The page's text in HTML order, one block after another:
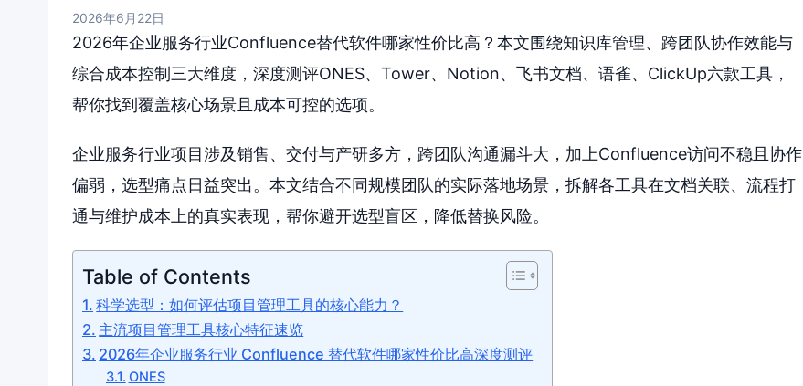
2026年6月22日
2026年企业服务行业Confluence替代软件哪家性价比高？本文围绕知识库管理、跨团队协作效能与
综合成本控制三大维度，深度测评ONES、Tower、Notion、飞书文档、语雀、ClickUp六款工具，
帮你找到覆盖核心场景且成本可控的选项。
企业服务行业项目涉及销售、交付与产研多方，跨团队沟通漏斗大，加上Confluence访问不稳且协作
偏弱，选型痛点日益突出。本文结合不同规模团队的实际落地场景，拆解各工具在文档关联、流程打
通与维护成本上的真实表现，帮你避开选型盲区，降低替换风险。
Table of Contents
科学选型：如何评估项目管理工具的核心能力？
主流项目管理工具核心特征速览
2026年企业服务行业 Confluence 替代软件哪家性价比高深度测评
ONES